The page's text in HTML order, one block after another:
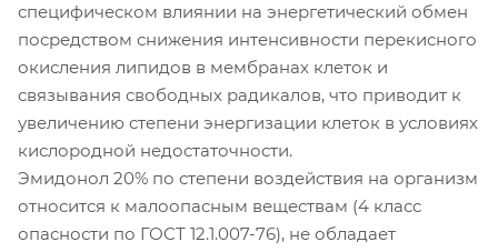
специфическом влиянии на энергетический обмен
посредством снижения интенсивности перекисного
окисления липидов в мембранах клеток и
связывания свободных радикалов, что приводит к
увеличению степени энергизации клеток в условиях
кислородной недостаточности.
Эмидонол 20% по степени воздействия на организм
относится к малоопасным веществам (4 класс
опасности по ГОСТ 12.1.007-76), не обладает